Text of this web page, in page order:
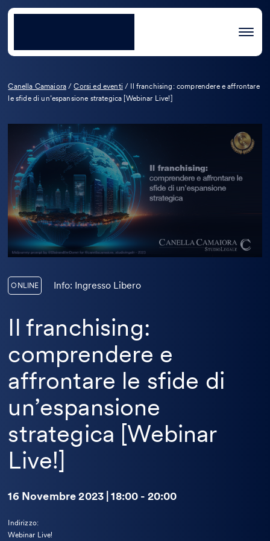
Canella Camaiora /Corsi ed eventi /
Il franchising: comprendere e affrontare
le sfide di un’espansione strategica [Webinar Live!]
ONLINE Info: Ingresso Libero
Il franchising:
comprendere e
affrontare le sfide di
un’espansione
strategica [Webinar
Live!]
16 Novembre 2023 | 18:00 - 20:00
Indirizzo:
Webinar Live!